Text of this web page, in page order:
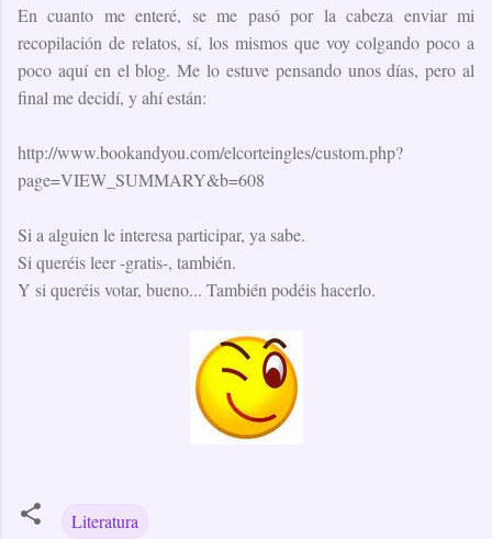
En cuanto me enteré, se me pasó por la cabeza enviar mi
recopilación de relatos, sí, los mismos que voy colgando poco a
poco aquí en el blog. Me lo estuve pensando unos días, pero al
final me decidí, y ahí están:
http://www.bookandyou.com/elcorteingles/custom.php?
page=VIEW_SUMMARY&b=608
Si a alguien le interesa participar, ya sabe.
Si queréis leer -gratis-, también.
Y si queréis votar, bueno... También podéis hacerlo.
Literatura